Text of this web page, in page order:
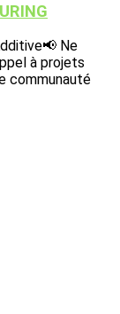
Ne
à projets
communauté